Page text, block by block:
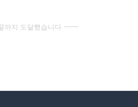
까지 도달했습니다